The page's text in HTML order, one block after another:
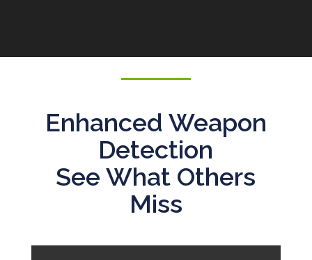
Enhanced Weapon
Detection
See What Others
Miss